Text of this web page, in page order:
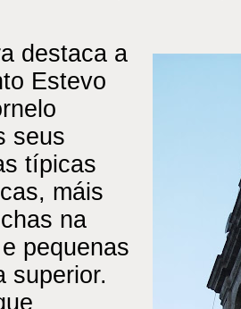
destaca a
Estevo
seus
típicas
máis
na
pequenas
superior.